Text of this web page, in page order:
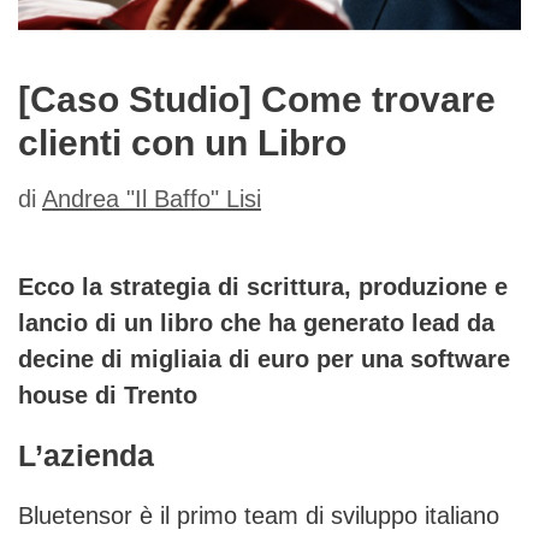
[Caso Studio] Come trovare
clienti con un Libro
di Andrea "Il Baffo" Lisi
Ecco la strategia di scrittura, produzione e
lancio di un libro che ha generato lead da
decine di migliaia di euro per una software
house di Trento
L’azienda
Bluetensor è il primo team di sviluppo italiano